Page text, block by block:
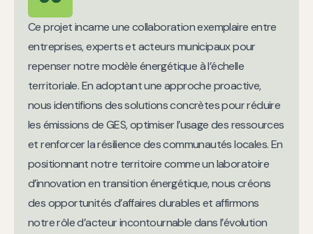
Ce projet incarne une collaboration exemplaire entre
entreprises, experts et acteurs municipaux pour
repenser notre modèle énergétique à l’échelle
territoriale. En adoptant une approche proactive,
nous identifions des solutions concrètes pour réduire
les émissions de GES, optimiser l’usage des ressources
et renforcer la résilience des communautés locales. En
positionnant notre territoire comme un laboratoire
d’innovation en transition énergétique, nous créons
des opportunités d’affaires durables et affirmons
notre rôle d’acteur incontournable dans l’évolution